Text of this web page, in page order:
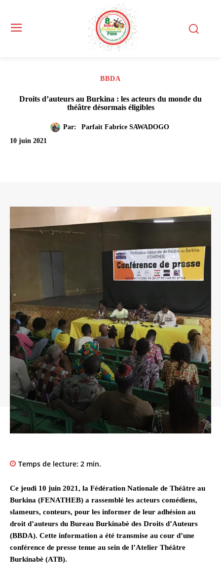
BBDA
Droits d’auteurs au Burkina : les acteurs du monde du
théâtre désormais éligibles
Par:
Parfait Fabrice SAWADOGO
10 juin 2021
Temps de lecture: 2 min.
Ce jeudi 10 juin 2021, la Fédération Nationale de Théâtre au
Burkina (FENATHEB) a rassemblé les acteurs comédiens,
slameurs, conteurs, pour les informer de leur adhésion au
droit d’auteurs du Bureau Burkinabè des Droits d’Auteurs
(BBDA). Cette information a été transmise au cour d’une
conférence de presse tenue au sein de l’Atelier Théâtre
Burkinabè (ATB).